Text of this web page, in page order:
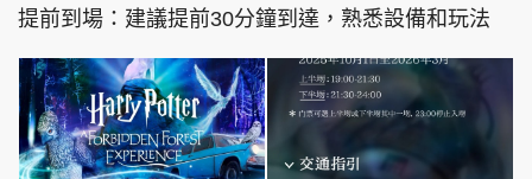
提前到場：建議提前30分鐘到達，熟悉設備和玩法